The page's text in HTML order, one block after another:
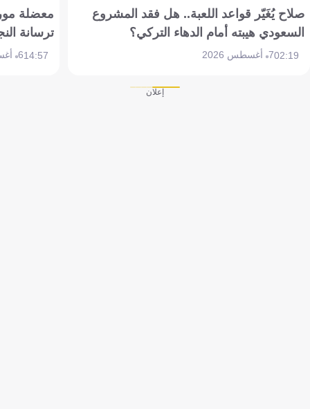
صلاح يُغَيّر قواعد اللعبة.. هل فقد المشروع
السعودي هيبته أمام الدهاء التركي؟
02:197 أغسطس 2026
معضلة
ترسانة
14:576 أغسطس 2026
إعلان